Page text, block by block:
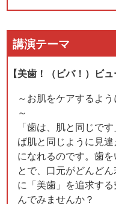
講演テーマ
【美歯！（ビバ！）ビ
～お肌をケアするよ
～
「歯は、肌と同じで
ば肌と同じように見
になれるのです。歯
とで、口元がどんど
に「美歯」を追求す
んでみませんか？